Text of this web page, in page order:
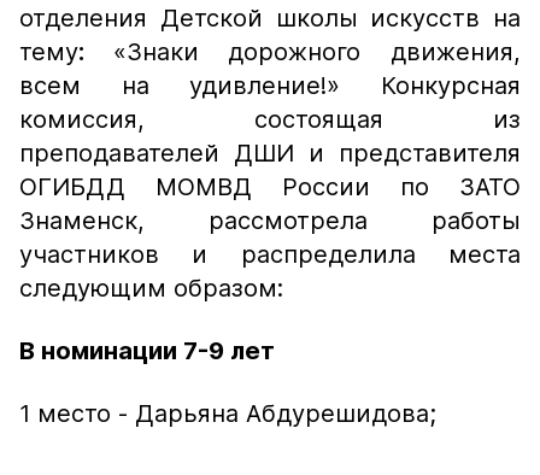
отделения Детской школы искусств на
тему: «Знаки дорожного движения,
всем на удивление!» Конкурсная
комиссия, состоящая из
преподавателей ДШИ и представителя
ОГИБДД МОМВД России по ЗАТО
Знаменск, рассмотрела работы
участников и распределила места
следующим образом:
В номинации 7-9 лет
1 место - Дарьяна Абдурешидова;